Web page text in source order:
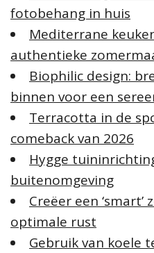
:fotobehang in huis
Mediterrane
authentieke
Biophilic design:
binnen voor een
Terracotta in de
comeback van 2026
Hygge
buitenomgeving
Creëer een
optimale rust
Gebruik van koele